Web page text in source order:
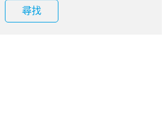
尋找